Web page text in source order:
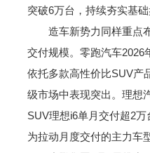
突破6万台，持续夯实基础
造车新势力同样重点
交付规模。零跑汽车2026
依托多款高性价比SUV产
级市场中表现突出。理想
SUV理想i6单月交付超2
为拉动月度交付的主力车型